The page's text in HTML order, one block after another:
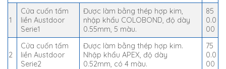
1
Cửa cuốn tấm
liền Austdoor
Serie1
Được làm bằng thép hợp kim,
nhập khẩu COLOBOND, độ dày
0.55mm, 5 màu.
85
0.0
00
2
Cửa cuốn tấm
liền Austdoor
Serie2
Được làm bằng thép hợp kim.
Nhập khẩu APEX, độ dày
0.52mm, có 4 màu.
75
0.0
00